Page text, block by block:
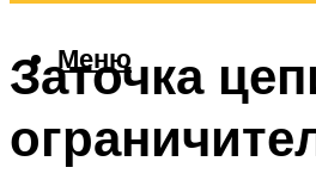
Меню
Заточка